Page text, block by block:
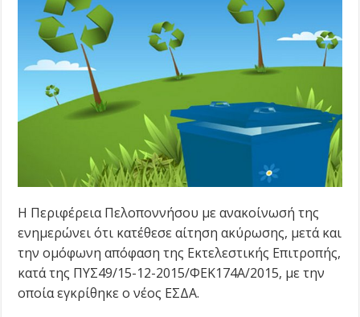
Η Περιφέρεια Πελοποννήσου με ανακοίνωσή της
ενημερώνει ότι κατέθεσε αίτηση ακύρωσης, μετά και
την ομόφωνη απόφαση της Εκτελεστικής Επιτροπής,
κατά της ΠΥΣ49/15-12-2015/ΦΕΚ174Α/2015, με την
οποία εγκρίθηκε ο νέος ΕΣΔΑ.